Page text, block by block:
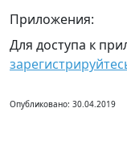
Приложения:
Для доступа к
Опубликовано: 30.04.2019